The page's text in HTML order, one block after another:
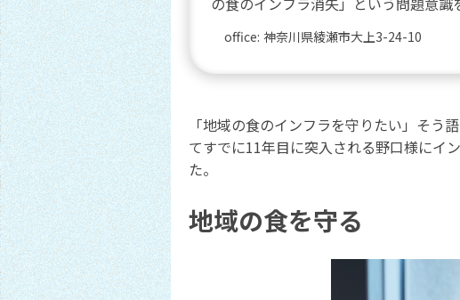
office: 神奈川県綾瀬市大上3-24-10
「地域の食のインフラを守りたい」そ
てすでに11年目に突入される野口様にイ
た。
地域の食を守る